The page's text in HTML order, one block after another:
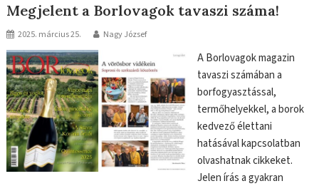
Megjelent a Borlovagok tavaszi száma!
2025. március 25. Nagy József
A Borlovagok magazin
tavaszi számában a
borfogyasztással,
termőhelyekkel, a borok
kedvező élettani
hatásával kapcsolatban
olvashatnak cikkeket.
Jelen írás a gyakran